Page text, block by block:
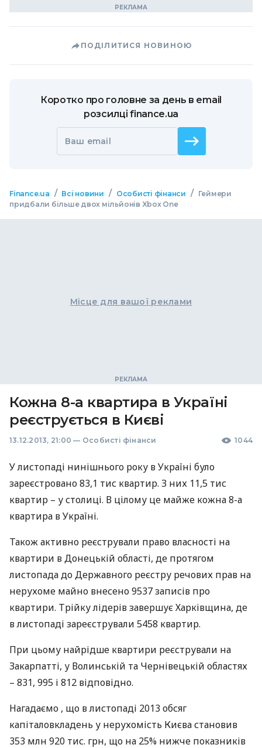
ПОДІЛИТИСЯ НОВИНОЮ
Коротко про головне за день в email
розсилці finance.ua
Ваш email
Finance.ua / Всі новини / Особисті фінанси /
Геймери
придбали більше двох мільйонів Xbox One
Місце для вашої реклами
Кожна 8-а квартира в Україні
реєструється в Києві
13.12.2013, 21:00 — Особисті фінанси 1044
У листопаді нинішнього року в Україні було
зареєстровано 83,1 тис квартир. З них 11,5 тис
квартир – у столиці. В цілому це майже кожна 8-а
квартира в Україні.
Також активно реєстрували право власності на
квартири в Донецькій області, де протягом
листопада до Державного реєстру речових прав на
нерухоме майно внесено 9537 записів про
квартири. Трійку лідерів завершує Харківщина, де
в листопаді зареєстрували 5458 квартир.
При цьому найрідше квартири реєстрували на
Закарпатті, у Волинській та Чернівецькій областях
– 831, 995 і 812 відповідно.
Нагадаємо , що в листопаді 2013 обсяг
капіталовкладень у нерухомість Києва становив
353 млн 920 тис. грн, що на 25% нижче показників